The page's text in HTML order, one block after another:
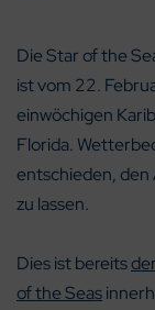
Die Star of the
ist vom 22.
einwöchigen
Florida.
entschieden, den
zu lassen.
Dies ist bereits
of the Seas